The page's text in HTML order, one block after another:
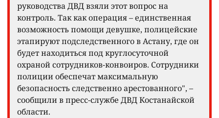
руководства ДВД взяли этот вопрос на
контроль. Так как операция – единственная
возможность помощи девушке, полицейские
этапируют подследственного в Астану, где он
будет находиться под круглосуточной
охраной сотрудников-конвоиров. Сотрудники
полиции обеспечат максимальную
безопасность следственно арестованного", –
сообщили в пресс-службе ДВД Костанайской
области.